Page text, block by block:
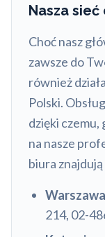
Nasza
Choć nasz
zawsze do
również
Polski.
dzięki czemu,
na nasze
biura znajdują
214, 02-